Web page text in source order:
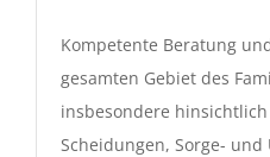
Kompetente Beratung
gesamten Gebiet des
insbesondere
Scheidungen, Sorge- und